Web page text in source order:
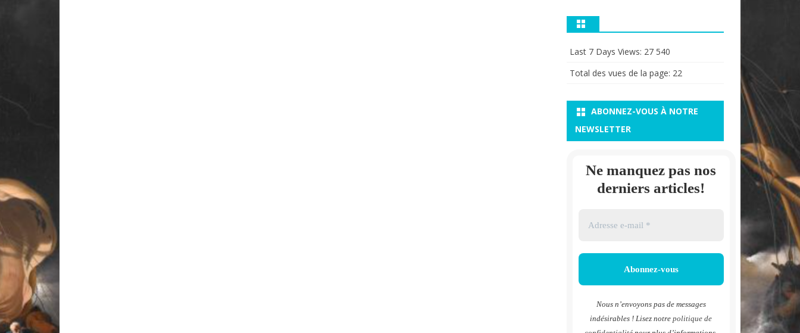
Last 7 Days Views: 27 540
Total des vues de la page: 22
ABONNEZ-VOUS À NOTRE
NEWSLETTER
Ne manquez pas nos
derniers articles!
Nous n’envoyons pas de messages
indésirables ! Lisez notrepolitique de